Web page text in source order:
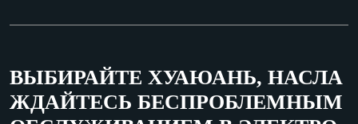
ВЫБИРАЙТЕ ХУАЮАНЬ, НАСЛА
ЖДАЙТЕСЬ БЕСПРОБЛЕМНЫМ